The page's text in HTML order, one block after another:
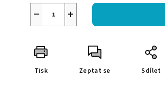
+
−
Tisk Zeptat se Sdílet